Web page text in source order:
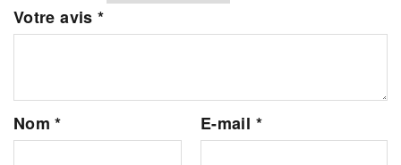
Votre avis *
Nom* E-mail *